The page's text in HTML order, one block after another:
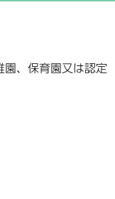
園、保育園又は認定